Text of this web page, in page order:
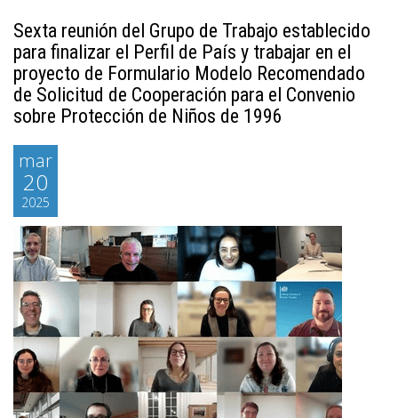
Sexta reunión del Grupo de Trabajo establecido
para finalizar el Perfil de País y trabajar en el
proyecto de Formulario Modelo Recomendado
de Solicitud de Cooperación para el Convenio
sobre Protección de Niños de 1996
mar
20
2025